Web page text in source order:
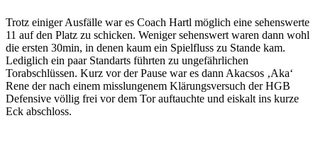
Trotz einiger Ausfälle war es Coach Hartl möglich eine sehenswerte
11 auf den Platz zu schicken. Weniger sehenswert waren dann wohl
die ersten 30min, in denen kaum ein Spielfluss zu Stande kam.
Lediglich ein paar Standarts führten zu ungefährlichen
Torabschlüssen. Kurz vor der Pause war es dann Akacsos ‚Aka‘
Rene der nach einem misslungenem Klärungsversuch der HGB
Defensive völlig frei vor dem Tor auftauchte und eiskalt ins kurze
Eck abschloss.